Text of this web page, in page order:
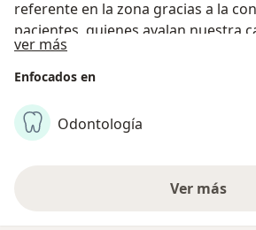
referente en la zona gracias a la
pacientes, quienes avalan nuestra
cada procedimiento. Desde
rehabilitación integral, cuidamos tu
tecnología de punta y atención
Odontologic, donde tu salud dental
prioridad. ¡Estamos aquí para
ver más
Enfocados en
Odontología
Ver más